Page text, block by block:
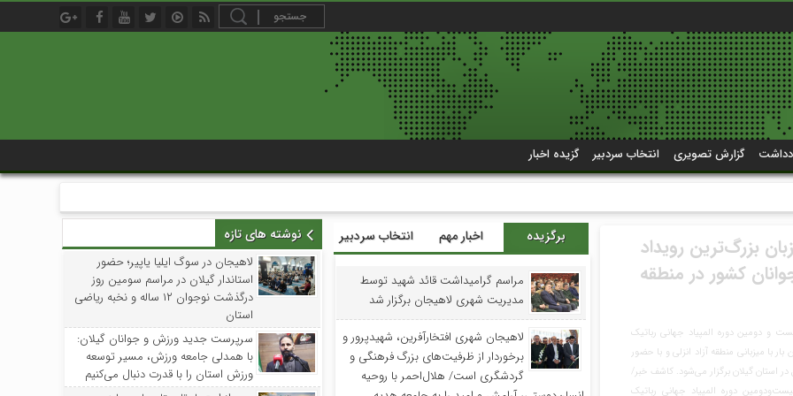
گزارش تصویری انتخاب سردبیر گزیده اخبار
تهران
شهید گیلان خبر داد؛
از ۱۲ هزار ایثارگر گیلانی
زمین رایگان
مدیرکل بنیاد شهید گیلان از اجرای ۲۲ برنامه با ۶۰ عنوان فعالیت
در هفته شهدا خبر داد و بیان کرد: ۲۲ برنامه تحت عنوان جوشن
برگزیده اخبار مهم انتخاب سردبیر
مراسم گرامیداشت قائد شهید توسط
مدیریت شهری لاهیجان برگزار شد
لاهیجان شهری افتخارآفرین، شهیدپرور و
برخوردار از ظرفیت‌های بزرگ فرهنگی و
گردشگری است/ هلال‌احمر با روحیه
نوشته های تازه
لاهیجان در سوگ ایلیا یاپیر؛ حضور
استاندار گیلان در مراسم سومین روز
درگذشت نوجوان ۱۲ ساله و نخبه ریاضی
استان
سرپرست جدید ورزش و جوانان گیلان:
با همدلی جامعه ورزش، مسیر توسعه
ورزش استان را با قدرت دنبال می‌کنیم